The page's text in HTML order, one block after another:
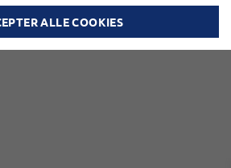
til:
ALLE COOKIES